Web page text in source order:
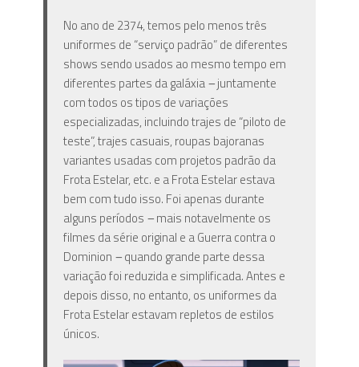
No ano de 2374, temos pelo menos três
uniformes de “serviço padrão” de diferentes
shows sendo usados ​​ao mesmo tempo em
diferentes partes da galáxia–juntamente
com todos os tipos de variações
especializadas, incluindo trajes de “piloto de
teste”, trajes casuais, roupas bajoranas
variantes usadas ​​com projetos padrão da
Frota Estelar, etc. e a Frota Estelar estava
bem com tudo isso. Foi apenas durante
alguns períodos –mais notavelmente os
filmes da série original e a Guerra contra o
Dominion –quando grande parte dessa
variação foi reduzida e simplificada. Antes e
depois disso, no entanto, os uniformes da
Frota Estelar estavam repletos de estilos
únicos.